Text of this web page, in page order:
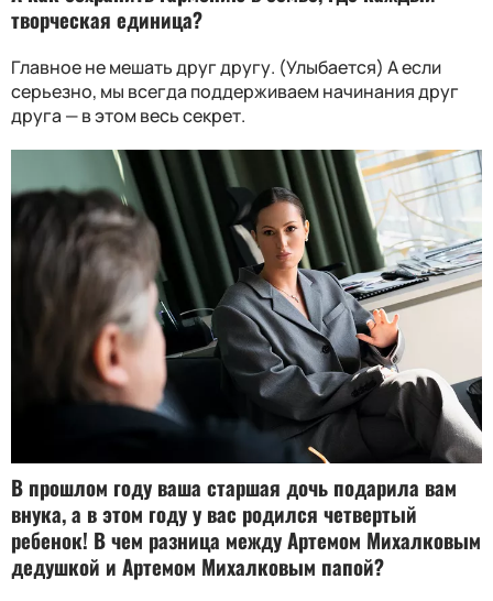
творческая единица?
Главное не мешать друг другу. (Улыбается) А если
серьезно, мы всегда поддерживаем начинания друг
друга — в этом весь секрет.
В прошлом году ваша старшая дочь подарила вам
внука, а в этом году у вас родился четвертый
ребенок! В чем разница между Артемом Михалковым
дедушкой и Артемом Михалковым папой?